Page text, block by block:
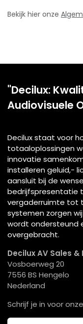
Bekijk hier onze
"Decilux:
Audiovisuele
Decilux staat voor
totaaloplossingen
innovatie
installeren geluid,-
aansluit bij de
bedrijfspresentatie
vergaderruimte tot
systemen zorgen
wordt ondersteund
overgebracht.
Decilux AV Sales &
Vosboerweg 20
7556 BS Hengelo
Nederland
Schrijf je in voor